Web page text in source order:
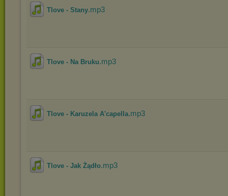
Tlove - Stany.mp3
Tlove - Na Bruku.mp3
Tlove - Karuzela A'capella.mp3
Tlove - Jak Żądło.mp3